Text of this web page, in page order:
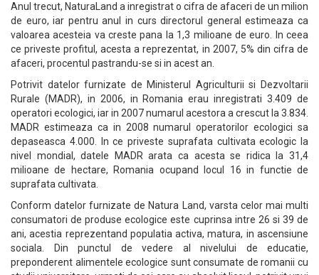
Anul trecut, NaturaLand a inregistrat o cifra de afaceri de un milion
de euro, iar pentru anul in curs directorul general estimeaza ca
valoarea acesteia va creste pana la 1,3 milioane de euro. In ceea
ce priveste profitul, acesta a reprezentat, in 2007, 5% din cifra de
afaceri, procentul pastrandu-se si in acest an.
Potrivit datelor furnizate de Ministerul Agriculturii si Dezvoltarii
Rurale (MADR), in 2006, in Romania erau inregistrati 3.409 de
operatori ecologici, iar in 2007 numarul acestora a crescut la 3.834.
MADR estimeaza ca in 2008 numarul operatorilor ecologici sa
depaseasca 4.000. In ce priveste suprafata cultivata ecologic la
nivel mondial, datele MADR arata ca acesta se ridica la 31,4
milioane de hectare, Romania ocupand locul 16 in functie de
suprafata cultivata.
Conform datelor furnizate de Natura Land, varsta celor mai multi
consumatori de produse ecologice este cuprinsa intre 26 si 39 de
ani, acestia reprezentand populatia activa, matura, in ascensiune
sociala. Din punctul de vedere al nivelului de educatie,
preponderent alimentele ecologice sunt consumate de romanii cu